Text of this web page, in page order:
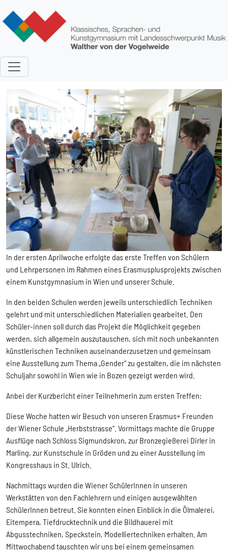
Bild
In der ersten Aprilwoche erfolgte das erste Treffen von Schülern
und Lehrpersonen im Rahmen eines Erasmusplusprojekts zwischen
einem Kunstgymnasium in Wien und unserer Schule.
In den beiden Schulen werden jeweils unterschiedlich Techniken
gelehrt und mit unterschiedlichen Materialien gearbeitet. Den
Schüler-innen soll durch das Projekt die Möglichkeit gegeben
werden, sich allgemein auszutauschen, sich mit noch unbekannten
künstlerischen Techniken auseinanderzusetzen und gemeinsam
eine Ausstellung zum Thema „Gender“ zu gestalten, die im nächsten
Schuljahr sowohl in Wien wie in Bozen gezeigt werden wird.
Anbei der Kurzbericht einer Teilnehmerin zum ersten Treffen:
Diese Woche hatten wir Besuch von unseren Erasmus+ Freunden
der Wiener Schule „Herbststrasse“. Vormittags machte die Gruppe
Ausflüge nach Schloss Sigmundskron, zur Bronzegießerei Dirler in
Marling, zur Kunstschule in Gröden und zu einer Ausstellung im
Kongresshaus in St. Ulrich.
Nachmittags wurden die Wiener SchülerInnen in unseren
Werkstätten von den Fachlehrern und einigen ausgewählten
SchülerInnen betreut. Sie konnten einen Einblick in die Ölmalerei,
Eitempera, Tiefdrucktechnik und die Bildhauerei mit
Abgusstechniken, Speckstein, Modelliertechniken erhalten. Am
Mittwochabend tauschten wir uns bei einem gemeinsamen